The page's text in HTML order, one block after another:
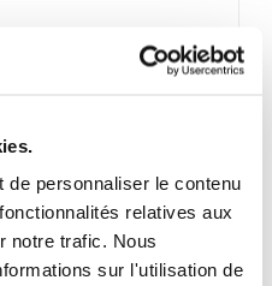
personnaliser le contenu
relatives aux
notre trafic. Nous
sur l'utilisation de